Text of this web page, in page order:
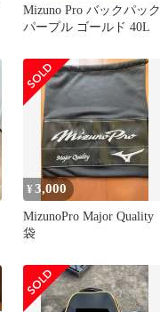
Mizuno Pro バックパック
パープル ゴールド 40L
¥3,000
MizunoPro Major Quality
袋